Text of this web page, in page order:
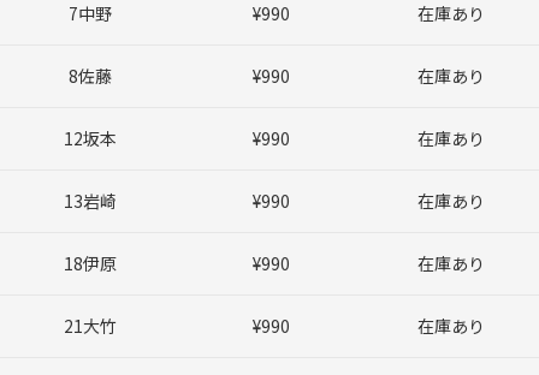
7中野 ¥990 在庫あり
8佐藤 ¥990 在庫あり
12坂本 ¥990 在庫あり
13岩崎 ¥990 在庫あり
18伊原 ¥990 在庫あり
21大竹 ¥990 在庫あり